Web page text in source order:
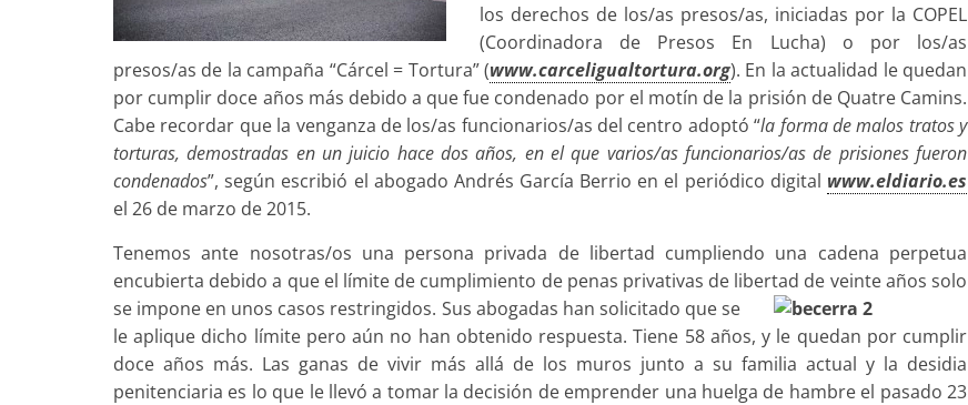
los derechos de los/as presos/as, iniciadas por la COPEL
(Coordinadora de Presos En Lucha) o por los/as
presos/as de la campaña “Cárcel = Tortura” (www.carceligualtortura.org). En la actualidad le quedan
por cumplir doce años más debido a que fue condenado por el motín de la prisión de Quatre Camins.
Cabe recordar que la venganza de los/as funcionarios/as del centro adoptó “la forma de malos tratos y
torturas, demostradas en un juicio hace dos años, en el que varios/as funcionarios/as de prisiones fueron
condenados”, según escribió el abogado Andrés García Berrio en el periódico digital www.eldiario.es
el 26 de marzo de 2015.
Tenemos ante nosotras/os una persona privada de libertad cumpliendo una cadena perpetua
encubierta debido a que el límite de cumplimiento de penas privativas de libertad de veinte años solo
se impone en unos casos restringidos. Sus abogadas han solicitado que se
le aplique dicho límite pero aún no han obtenido respuesta. Tiene 58 años, y le quedan por cumplir
doce años más. Las ganas de vivir más allá de los muros junto a su familia actual y la desidia
penitenciaria es lo que le llevó a tomar la decisión de emprender una huelga de hambre el pasado 23